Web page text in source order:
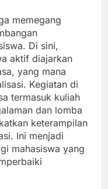
memegang
Di sini,
aktif diajarkan
yang mana
Kegiatan di
termasuk kuliah
dan lomba
keterampilan
Ini menjadi
mahasiswa yang